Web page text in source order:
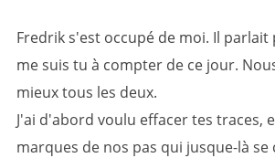
Fredrik s'est occupé de moi. Il parlait
me suis tu à compter de ce jour.
mieux tous les deux.
J'ai d'abord voulu effacer tes traces,
marques de nos pas qui jusque-là se